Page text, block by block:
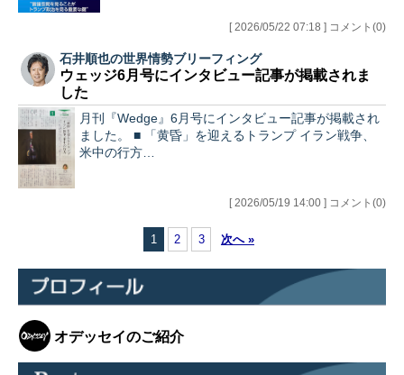
[ 2026/05/22 07:18 ] コメント(0)
石井順也の世界情勢ブリーフィング
ウェッジ6月号にインタビュー記事が掲載されま
した
月刊『Wedge』6月号にインタビュー記事が掲載され
ました。 ■ 「黄昏」を迎えるトランプ イラン戦争、
米中の行方…
[ 2026/05/19 14:00 ] コメント(0)
1 2 3 次へ »
オデッセイのご紹介